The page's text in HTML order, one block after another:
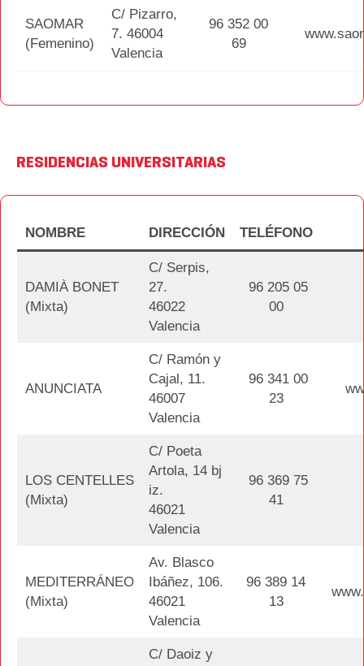
SAOMAR
(Femenino)
C/ Pizarro,
7. 46004
Valencia
96 352 00
69
RESIDENCIAS UNIVERSITARIAS
NOMBRE DIRECCIÓN TELÉFONO
DAMIÀ BONET
(Mixta)
C/ Serpis,
27.
46022
Valencia
96 205 05
00
ANUNCIATA
C/ Ramón y
Cajal, 11.
46007
Valencia
96 341 00
23
LOS CENTELLES
(Mixta)
C/ Poeta
Artola, 14 bj
iz.
46021
Valencia
96 369 75
41
MEDITERRÁNEO
(Mixta)
Av. Blasco
Ibáñez, 106.
46021
Valencia
96 389 14
13
C/ Daoiz y